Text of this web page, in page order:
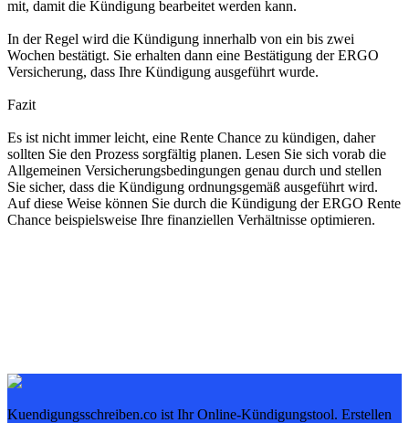
mit, damit die Kündigung bearbeitet werden kann.
In der Regel wird die Kündigung innerhalb von ein bis zwei
Wochen bestätigt. Sie erhalten dann eine Bestätigung der ERGO
Versicherung, dass Ihre Kündigung ausgeführt wurde.
Fazit
Es ist nicht immer leicht, eine Rente Chance zu kündigen, daher
sollten Sie den Prozess sorgfältig planen. Lesen Sie sich vorab die
Allgemeinen Versicherungsbedingungen genau durch und stellen
Sie sicher, dass die Kündigung ordnungsgemäß ausgeführt wird.
Auf diese Weise können Sie durch die Kündigung der ERGO Rente
Chance beispielsweise Ihre finanziellen Verhältnisse optimieren.
Kuendigungsschreiben.co ist Ihr Online-Kündigungstool. Erstellen